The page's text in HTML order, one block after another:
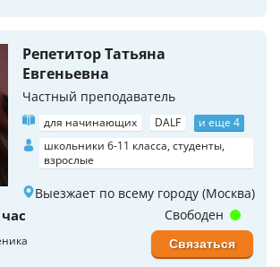
Репетитор Татьяна
Евгеньевна
Частный преподаватель
для начинающих DALF
и еще 4
школьники 6-11 класса, студенты,
взрослые
Выезжает по всему городу (Москва)
Свободен
Связаться